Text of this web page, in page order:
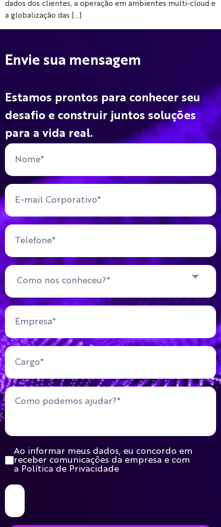
dados dos clientes, a operação em ambientes multi-cloud e
a globalização das […]
Envie sua mensagem
Estamos prontos para conhecer seu
desafio e construir juntos soluções
para a vida real.
Ao informar meus dados, eu concordo em
receber comunicações da empresa e com
a Política de Privacidade